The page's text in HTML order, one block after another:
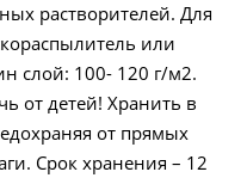
растворителей. Для
или
слой: 100- 120 г/м2.
от детей! Хранить в
от прямых
Срок хранения – 12